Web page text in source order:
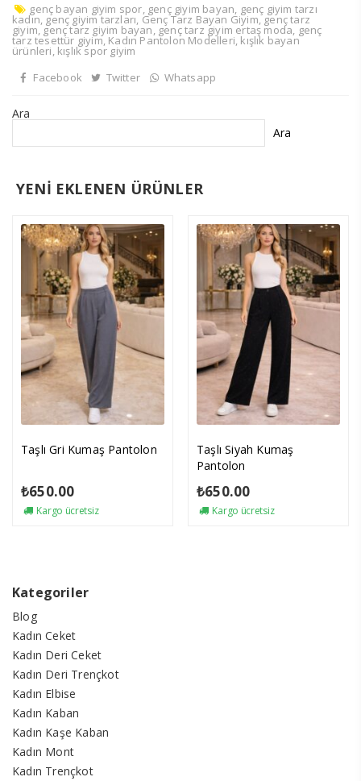
genç bayan giyim spor genç giyim bayan genç giyim tarzı
kadın genç giyim tarzları Genç Tarz Bayan Giyim,genç tarz
giyim ,genç tarz giyim bayan genç tarz giyim ertaş moda genç
tarz tesettür giyim, Kadın Pantolon Modelleri kışlık bayan
ürünleri kışlık spor giyim
Facebook
Twitter Whatsapp
Ara
Ara
YENİ EKLENEN ÜRÜNLER
Taşlı Gri Kumaş Pantolon
₺650.00
Kargo ücretsiz
Taşlı Siyah Kumaş
Pantolon
₺650.00
Kargo ücretsiz
Kategoriler
Blog
Kadın Ceket
Kadın Deri Ceket
Kadın Deri Trençkot
Kadın Elbise
Kadın Kaban
Kadın Kaşe Kaban
Kadın Mont
Kadın Trençkot